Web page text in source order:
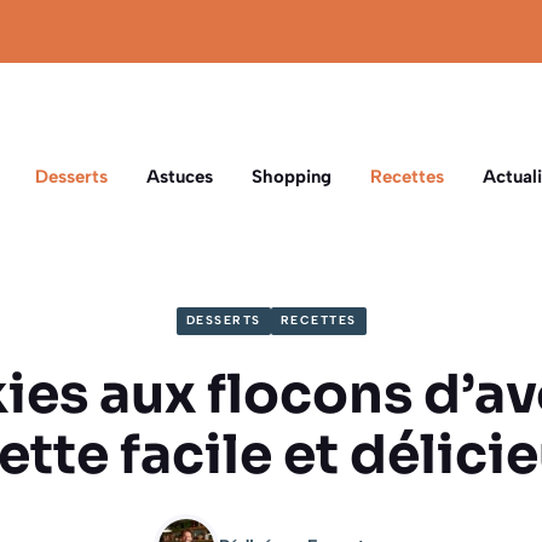
Desserts Astuces Shopping Recettes
DESSERTS RECETTES
aux flocons
facile et